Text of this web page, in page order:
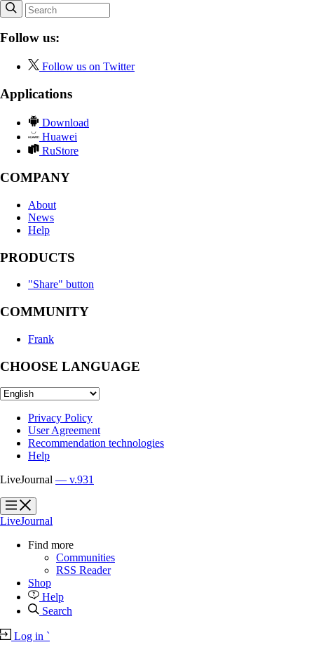
Follow us:
Follow us on Twitter
Applications
Download
Huawei
RuStore
COMPANY
About
News
Help
PRODUCTS
"Share" button
COMMUNITY
Frank
CHOOSE LANGUAGE
Privacy Policy
User Agreement
Recommendation technologies
Help
LiveJournal — v.931
?
?
LiveJournal
Find more
Communities
RSS Reader
Shop
Help
Search
Log in `